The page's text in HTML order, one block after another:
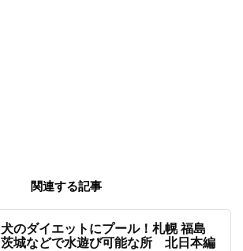
関連する記事
犬のダイエットにプール！札幌 福島
茨城などで水遊び可能な所 北日本編